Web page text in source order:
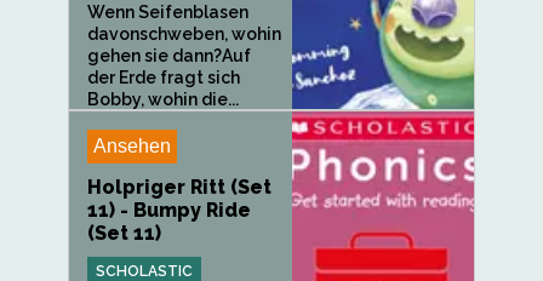
Wenn Seifenblasen
davonschweben, wohin
gehen sie dann?Auf
der Erde fragt sich
Bobby, wohin die...
Ansehen
Holpriger Ritt (Set
11) - Bumpy Ride
(Set 11)
SCHOLASTIC